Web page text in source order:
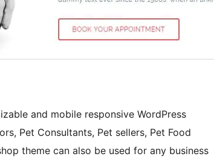
and mobile responsive WordPress
Pet Consultants, Pet sellers, Pet Food
theme can also be used for any business